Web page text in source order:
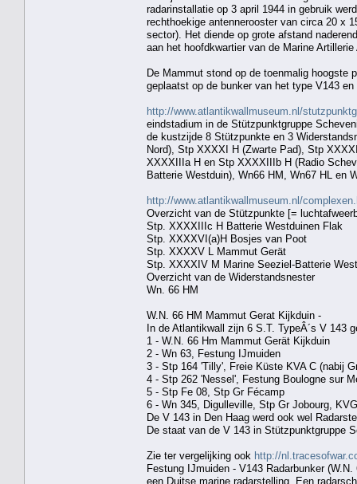
radarinstallatie op 3 april 1944 in gebruik
rechthoekige antennerooster van circa 20 x
sector). Het diende op grote afstand
aan het hoofdkwartier van de Marine
De Mammut stond op de toenmalig hoogste
geplaatst op de bunker van het type V143
http://www.atlantikwallmuseum.nl/
eindstadium in de Stützpunktgruppe
de kustzijde 8 Stützpunkte en 3
Nord), Stp XXXXI H (Zwarte Pad), Stp
XXXXIIIa H en Stp XXXXIIIb H (Radio
Batterie Westduin), Wn66 HM, Wn67 HL en
http://www.atlantikwallmuseum.nl/
Overzicht van de Stützpunkte [=
Stp. XXXXIIIc H Batterie Westduinen Flak
Stp. XXXXVI(a)H Bosjes van Poot
Stp. XXXXV L Mammut Gerät
Stp. XXXXIV M Marine Seeziel-Batterie
Overzicht van de Widerstandsnester
Wn. 66 HM
W.N. 66 HM Mammut Gerat Kijkduin -
In de Atlantikwall zijn 6 S.T. TypeÂ´s V 143
1 - W.N. 66 Hm Mammut Gerät Kijkduin
2 - Wn 63, Festung IJmuiden
3 - Stp 164 'Tilly', Freie Küste KVA C (nabij
4 - Stp 262 'Nessel', Festung Boulogne sur
5 - Stp Fe 08, Stp Gr Fécamp
6 - Wn 345, Digulleville, Stp Gr Jobourg,
De V 143 in Den Haag werd ook wel
De staat van de V 143 in Stützpunktgruppe
Zie ter vergelijking ook http://
Festung IJmuiden - V143 Radarbunker
een Duitse marine radarstelling. Een